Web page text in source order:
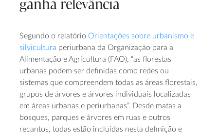
ganha relevância
Segundo o relatório Orientações sobre urbanismo e
silvicultura periurbana da Organização para a
Alimentação e Agricultura (FAO), “as florestas
urbanas podem ser definidas como redes ou
sistemas que compreendem todas as áreas florestais,
grupos de árvores e árvores individuais localizadas
em áreas urbanas e periurbanas”. Desde matas a
bosques, parques e árvores em ruas e outros
recantos, todas estão incluídas nesta definição e